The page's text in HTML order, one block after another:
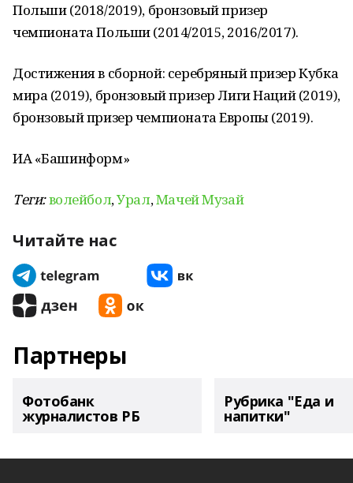
Польши (2018/2019), бронзовый призер
чемпионата Польши (2014/2015, 2016/2017).
Достижения в сборной: серебряный призер Кубка
мира (2019), бронзовый призер Лиги Наций (2019),
бронзовый призер чемпионата Европы (2019).
ИА «Башинформ»
Теги:волейбол,Урал,Мачей Музай
Читайте нас
Партнеры
Фотобанк
журналистов РБ
Рубрика "Еда и
напитки"